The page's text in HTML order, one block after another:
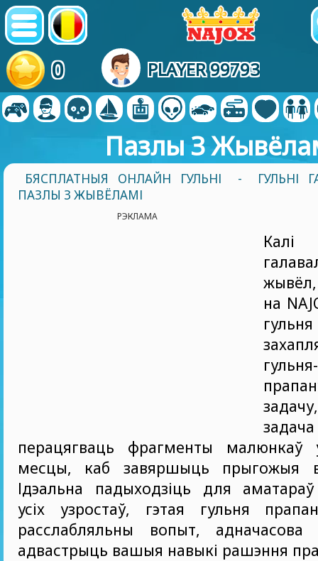
0 PLAYER 99793
Пазлы З
БЯСПЛАТНЫЯ ОНЛАЙН ГУЛЬНІ -
ГУЛЬНІ
ПАЗЛЫ З ЖЫВЁЛАМІ
РЭКЛАМА
на
перацягваць фрагменты малюнкаў
месцы, каб завяршыць прыгожыя
Ідэальна падыходзіць для
усіх узростаў, гэтая гульня
расслабляльны вопыт, адначасова
адвастрыць вашыя навыкі рашэння